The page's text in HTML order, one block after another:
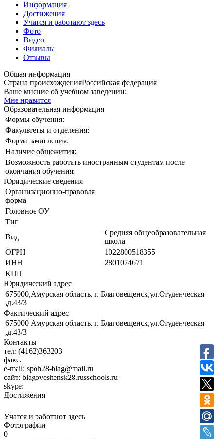
Информация
Достижения
Учатся и работают здесь
Фото
Видео
Филиалы
Отзывы
Общая информация
Страна происхожденияРоссийская федерация
Ваше мнение об учебном заведении:
Мне нравится
Образовательная информация
Формы обучения:
Факультеты и отделения:
Форма зачисления:
Наличие общежития:
Возможность работать иностранным студентам после
окончания обучения:
Юридические сведения
Организационно-правовая
форма
Головное ОУ
Тип
Вид
Средняя общеобразовательная
школа
ОГРН
1022800518355
ИНН
2801074671
КПП
Юридический адрес
675000,Амурская область, г. Благовещенск,ул.Студенческая
,д.43/3
Фактический адрес
675000 Амурская область, г. Благовещенск,ул.Студенческая
,д.43/3
Контакты
тел: (4162)363203
факс:
e-mail: spoh28-blag@mail.ru
сайт: blagoveshensk28.russchools.ru
skype:
Достижения
Учатся и работают здесь
Фотографии
0